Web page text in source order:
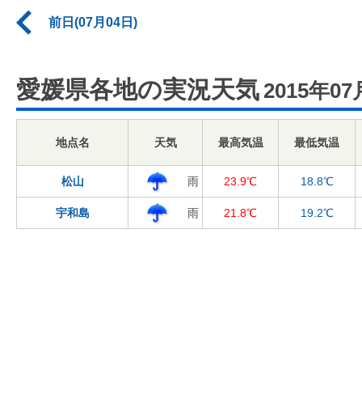
前日(07月04日)
愛媛県各地の実況天気 2015年07
地点名 天気 最高気温 最低気温
松山 雨 23.9℃ 18.8℃
宇和島 雨 21.8℃ 19.2℃